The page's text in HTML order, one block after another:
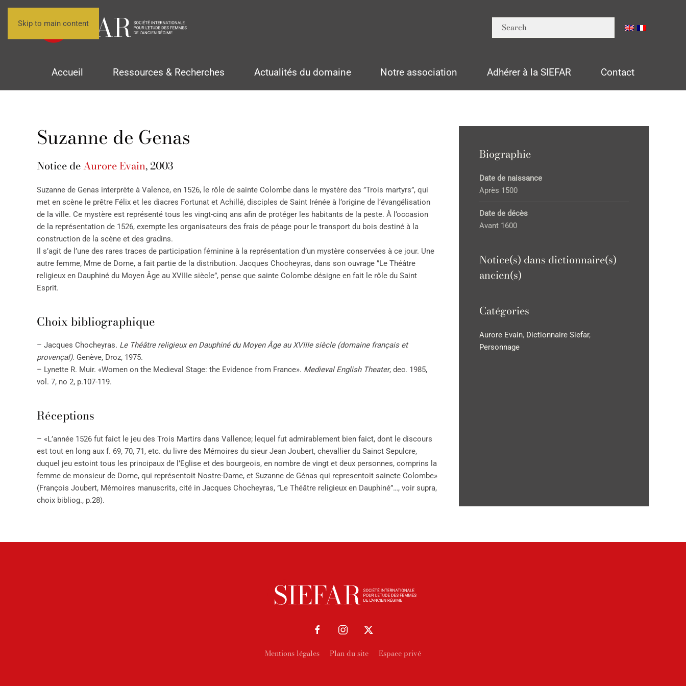
Skip to main content
Accueil Ressources & Recherches Actualités du domaine Notre association Adhérer à la SIEFAR Contact
Suzanne de Genas
Notice deAurore Evain, 2003
Suzanne de Genas interprète à Valence, en 1526, le rôle de sainte Colombe dans le mystère des ”Trois martyrs”, qui
met en scène le prêtre Félix et les diacres Fortunat et Achillé, disciples de Saint Irénée à l’origine de l’évangélisation
de la ville. Ce mystère est représenté tous les vingt-cinq ans afin de protéger les habitants de la peste. À l’occasion
de la représentation de 1526, exempte les organisateurs des frais de péage pour le transport du bois destiné à la
construction de la scène et des gradins.
Il s’agit de l’une des rares traces de participation féminine à la représentation d’un mystère conservées à ce jour. Une
autre femme, Mme de Dorne, a fait partie de la distribution. Jacques Chocheyras, dans son ouvrage ”Le Théâtre
religieux en Dauphiné du Moyen Âge au XVIIIe siècle”, pense que sainte Colombe désigne en fait le rôle du Saint
Esprit.
Choix bibliographique
– Jacques Chocheyras. Le Théâtre religieux en Dauphiné du Moyen Âge au XVIIIe siècle (domaine français et
provençal). Genève, Droz, 1975.
– Lynette R. Muir. «Women on the Medieval Stage: the Evidence from France». Medieval English Theater, dec. 1985,
vol. 7, no 2, p.107-119.
Réceptions
– «L’année 1526 fut faict le jeu des Trois Martirs dans Vallence; lequel fut admirablement bien faict, dont le discours
est tout en long aux f. 69, 70, 71, etc. du livre des Mémoires du sieur Jean Joubert, chevallier du Sainct Sepulcre,
duquel jeu estoint tous les principaux de l’Eglise et des bourgeois, en nombre de vingt et deux personnes, comprins la
femme de monsieur de Dorne, qui représentoit Nostre-Dame, et Suzanne de Génas qui representoit saincte Colombe»
(François Joubert, Mémoires manuscrits, cité in Jacques Chocheyras, ”Le Théâtre religieux en Dauphiné”…, voir supra,
choix bibliog., p.28).
Biographie
Date de naissance
Après 1500
Date de décès
Avant 1600
Notice(s) dans dictionnaire(s)
ancien(s)
Catégories
Aurore Evain, Dictionnaire Siefar,
Personnage
Mentions légales Plan du site Espace privé